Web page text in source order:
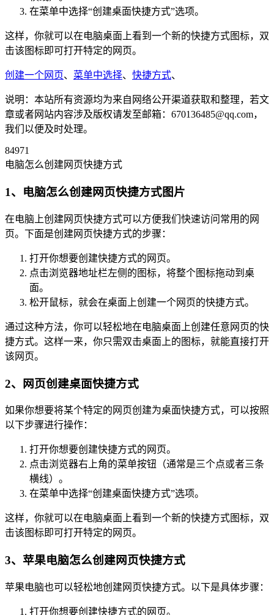
在菜单中选择“创建桌面快捷方式”选项。
这样，你就可以在电脑桌面上看到一个新的快捷方式图标，双
击该图标即可打开特定的网页。
创建一个网页、 菜单中选择、 快捷方式、
说明：本站所有资源均为来自网络公开渠道获取和整理，若文
章或者网站内容涉及版权请发至邮箱：670136485@qq.com，
我们以便及时处理。
84971
电脑怎么创建网页快捷方式
1、电脑怎么创建网页快捷方式图片
在电脑上创建网页快捷方式可以方便我们快速访问常用的网
页。下面是创建网页快捷方式的步骤：
打开你想要创建快捷方式的网页。
点击浏览器地址栏左侧的图标，将整个图标拖动到桌
面。
松开鼠标，就会在桌面上创建一个网页的快捷方式。
通过这种方法，你可以轻松地在电脑桌面上创建任意网页的快
捷方式。这样一来，你只需双击桌面上的图标，就能直接打开
该网页。
2、网页创建桌面快捷方式
如果你想要将某个特定的网页创建为桌面快捷方式，可以按照
以下步骤进行操作：
打开你想要创建快捷方式的网页。
点击浏览器右上角的菜单按钮（通常是三个点或者三条
横线）。
在菜单中选择“创建桌面快捷方式”选项。
这样，你就可以在电脑桌面上看到一个新的快捷方式图标，双
击该图标即可打开特定的网页。
3、苹果电脑怎么创建网页快捷方式
苹果电脑也可以轻松地创建网页快捷方式。以下是具体步骤：
打开你想要创建快捷方式的网页。